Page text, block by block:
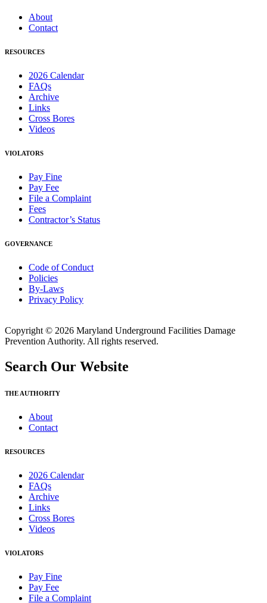
About
Contact
RESOURCES
2026 Calendar
FAQs
Archive
Links
Cross Bores
Videos
VIOLATORS
Pay Fine
Pay Fee
File a Complaint
Fees
Contractor’s Status
GOVERNANCE
Code of Conduct
Policies
By-Laws
Privacy Policy
Copyright © 2026 Maryland Underground Facilities Damage
Prevention Authority. All rights reserved.
Search Our Website
THE AUTHORITY
About
Contact
RESOURCES
2026 Calendar
FAQs
Archive
Links
Cross Bores
Videos
VIOLATORS
Pay Fine
Pay Fee
File a Complaint